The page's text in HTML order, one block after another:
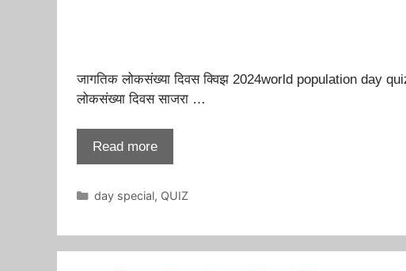
जागतिक लोकसंख्या दिवस क्विझ 2024world population day quiz
लोकसंख्या दिवस साजरा …
Read more
Categories
day special, QUIZ